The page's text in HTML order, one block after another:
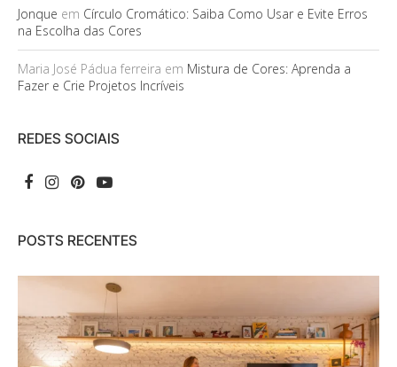
Jonque em Círculo Cromático: Saiba Como Usar e Evite Erros
na Escolha das Cores
Maria José Pádua ferreira em Mistura de Cores: Aprenda a
Fazer e Crie Projetos Incríveis
REDES SOCIAIS
POSTS RECENTES